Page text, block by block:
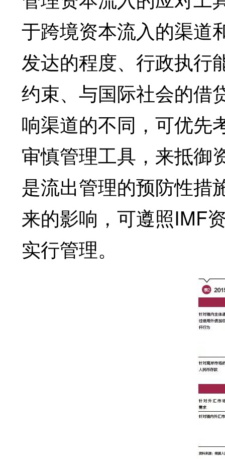
于跨境资本流入的渠道
发达的程度、行政执行
约束、与国际社会的借
响渠道的不同，可优先
审慎管理工具，来抵御
是流出管理的预防性措
来的影响，可遵照IMF
实行管理。